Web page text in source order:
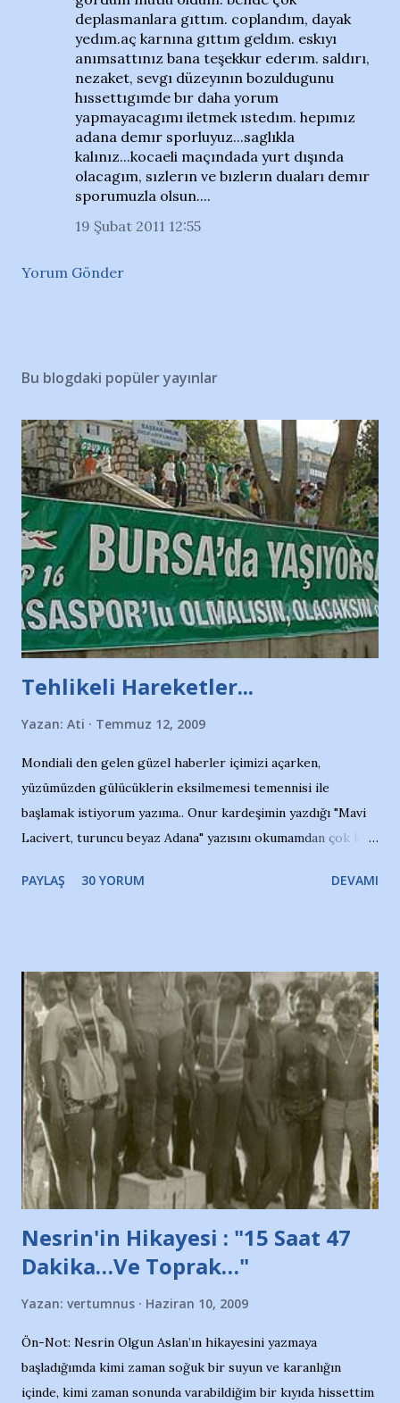
deplasmanlara gıttım. coplandım, dayak
yedım.aç karnına gıttım geldım. eskıyı
anımsattınız bana teşekkur ederım. saldırı,
nezaket, sevgı düzeyının bozuldugunu
hıssettıgımde bır daha yorum
yapmayacagımı iletmek ıstedım. hepımız
adana demır sporluyuz...saglıkla
kalınız...kocaeli maçındada yurt dışında
olacagım, sızlerın ve bızlerın duaları demır
sporumuzla olsun....
19 Şubat 2011 12:55
Yorum Gönder
Bu blogdaki popüler yayınlar
Tehlikeli Hareketler...
Yazan: Ati Temmuz 12, 2009
Mondiali den gelen güzel haberler içimizi açarken,
yüzümüzden gülücüklerin eksilmemesi temennisi ile
başlamak istiyorum yazıma.. Onur kardeşimin yazdığı "Mavi
Lacivert, turuncu beyaz Adana" yazısını okumamdan çok kısa
irkildim.. "Bursasporlu taraftarlar, İstanbul takımlarının
ve ürünlerini Bursa şehrinde görmek istemediklerini bir
protesto eylemiyle açıkladıklarını bildiriyordu.. Bu grup
adına açıklama yapan şahsı muhterem(!) ''Açık ve net olarak
söylüyoruz. Bu son uyarımızdır. Bunun yanısıra, bu takımlara
ait tanıtıcı ilanların asılmasına izin veren Bursa Büyükşehir
Belediyesi ile mağazaların bulunduğu alışveriş merkezlerini
de kınıyoruz'' diye de eklemiş .. Blogumuzda okuduğum bu
yazının hemen ardından bu habe...
PAYLAŞ 30 YORUM DEVAMI
Nesrin'in Hikayesi : "15 Saat 47
Dakika…Ve Toprak…"
Yazan: vertumnus Haziran 10, 2009
Ön-Not: Nesrin Olgun Aslan’ın hikayesini yazmaya
başladığımda kimi zaman soğuk bir suyun ve karanlığın
içinde, kimi zaman sonunda varabildiğim bir kıyıda hissettim